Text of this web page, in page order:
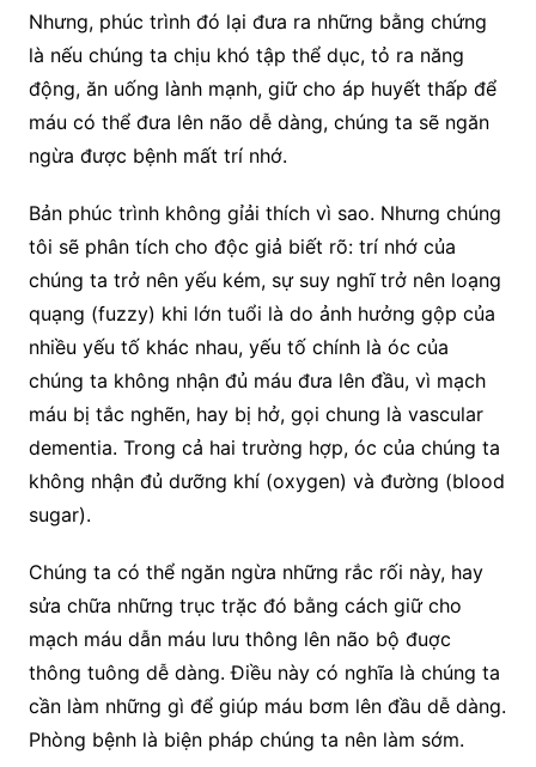
Nhưng, phúc trình đó lại đưa ra những bằng chứng
là nếu chúng ta chịu khó tập thể dục, tỏ ra năng
động, ăn uống lành mạnh, giữ cho áp huyết thấp để
máu có thể đưa lên não dễ dàng, chúng ta sẽ ngăn
ngừa được bệnh mất trí nhớ.
Bản phúc trình không gỉải thích vì sao. Nhưng chúng
tôi sẽ phân tích cho độc giả biết rõ: trí nhớ của
chúng ta trở nên yếu kém, sự suy nghĩ trở nên loạng
quạng (fuzzy) khi lớn tuổi là do ảnh hưởng gộp của
nhiều yếu tố khác nhau, yếu tố chính là óc của
chúng ta không nhận đủ máu đưa lên đầu, vì mạch
máu bị tắc nghẽn, hay bị hở, gọi chung là vascular
dementia. Trong cả hai trường hợp, óc của chúng ta
không nhận đủ dưỡng khí (oxygen) và đường (blood
sugar).
Chúng ta có thể ngăn ngừa những rắc rối này, hay
sửa chữa những trục trặc đó bằng cách giữ cho
mạch máu dẫn máu lưu thông lên não bộ đuợc
thông tuông dễ dàng. Điều này có nghĩa là chúng ta
cần làm những gì để giúp máu bơm lên đầu dễ dàng.
Phòng bệnh là biện pháp chúng ta nên làm sớm.